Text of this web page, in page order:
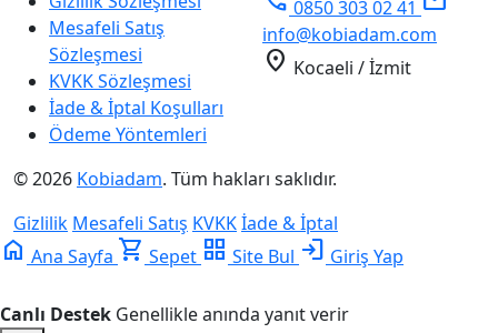
Mesafeli Satış
Sözleşmesi
KVKK Sözleşmesi
İade & İptal Koşulları
Ödeme Yöntemleri
0850 303 02 41
info@kobiadam.com
location_on Kocaeli / İzmit
© 2026 Kobiadam. Tüm hakları saklıdır.
Gizlilik Mesafeli Satış KVKKİade & İptal
home Ana Sayfa shopping_cart Sepet grid_view Site Bul login Giriş Yap
Canlı Destek Genellikle anında yanıt verir